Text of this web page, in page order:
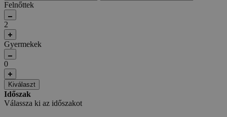
Felnőttek
2
Gyermekek
0
Kiválaszt
Időszak
Válassza ki az időszakot